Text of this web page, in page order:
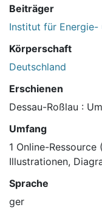
Beiträger
Institut für
Körperschaft
Deutschland
Erschienen
Dessau-Roßlau :
Umfang
1 Online-
Illustrationen,
Sprache
ger